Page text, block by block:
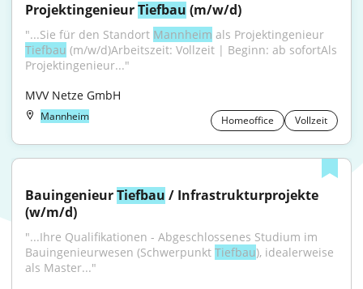
Projektingenieur Tiefbau (m/w/d)
"...Sie für den Standort Mannheim
Tiefbau (m/w/d)Arbeitszeit: Vollzeit | Beginn: ab sofortAls
Projektingenieur..."
MVV Netze GmbH
Mannheim Homeoffice Vollzeit
Bauingenieur Tiefbau / Infrastrukturprojekte
(w/m/d)
"...Ihre Qualifikationen - Abgeschlossenes Studium im
Bauingenieurwesen (Schwerpunkt Tiefbau), idealerweise
als Master..."